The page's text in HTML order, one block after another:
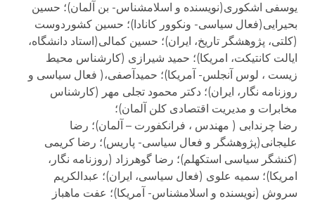
یوسفی اشکوری(نویسنده و اسلامشناس- بن آلمان)؛ حسین
بحیرایی(فعال سیاسی- ونکوور کانادا)؛ حسین کشوردوست
(کلتی، پژوهشگر تاریخ، ایران)؛ حسین کمالی(استاد دانشگاه،
ایالت کانتیکت، امریکا)؛ حمید شیرازی (کارشناس محیط
زیست ، لوس آنجلس- آمریکا)؛ حمیدآصفی،( فعال سیاسی و
روزنامه نگار، ایران)؛ دکتر محمود تجلی مهر (کارشناس
مخابرات و مدیریت اقتصادی کلن آلمان)؛
رضا چرندابی ( مهندس ، فرانکفورت – آلمان)؛ رضا
علیجانی(پژوهشگر و فعال سیاسی- پاریس)؛ رضا کریمی
(کنشگر سیاسی استکهلم)؛ رضا گوهرزاد (روزنامه نگار،
امریکا)؛ سمیه علوی (فعال سیاسی، ایران)؛ عبدالکریم
سروش (نویسنده و اسلامشناس- آمریکا)؛ عفت ماهباز